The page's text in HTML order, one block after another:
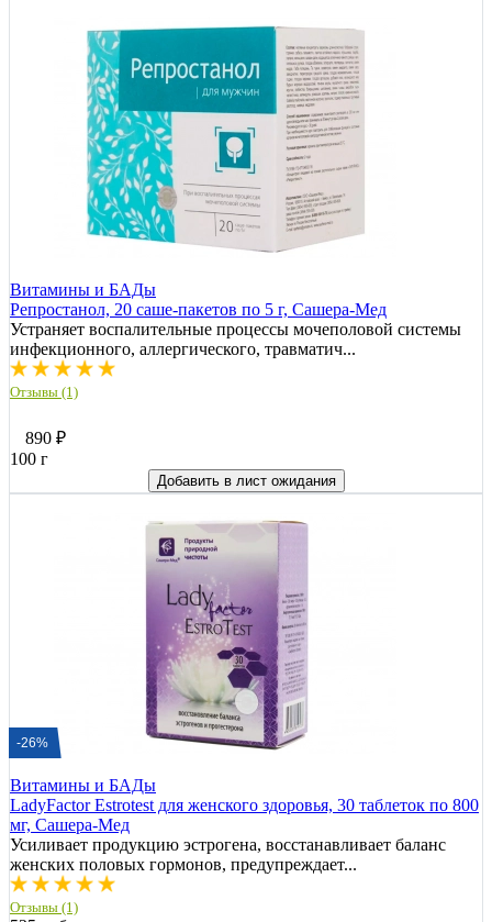
Витамины и БАДы
Репростанол, 20 саше-пакетов по 5 г, Сашера-Мед
Устраняет воспалительные процессы мочеполовой системы
инфекционного, аллергического, травматич...
Отзывы (1)
890 ₽
100 г
Добавить в лист ожидания
-26%
Витамины и БАДы
LadyFactor Estrotest для женского здоровья, 30 таблеток по 800
мг, Сашера-Мед
Усиливает продукцию эстрогена, восстанавливает баланс
женских половых гормонов, предупреждает...
Отзывы (1)